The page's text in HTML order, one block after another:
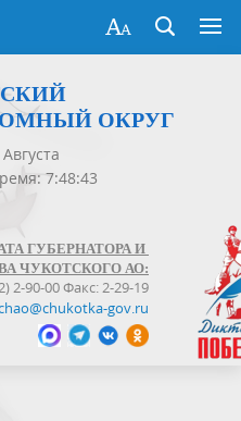
ОКРУГ
7:48:44
ГУБЕРНАТОРА И
ЧУКОТСКОГО АО:
2-90-00 Факс: 2-29-19
gov.ru